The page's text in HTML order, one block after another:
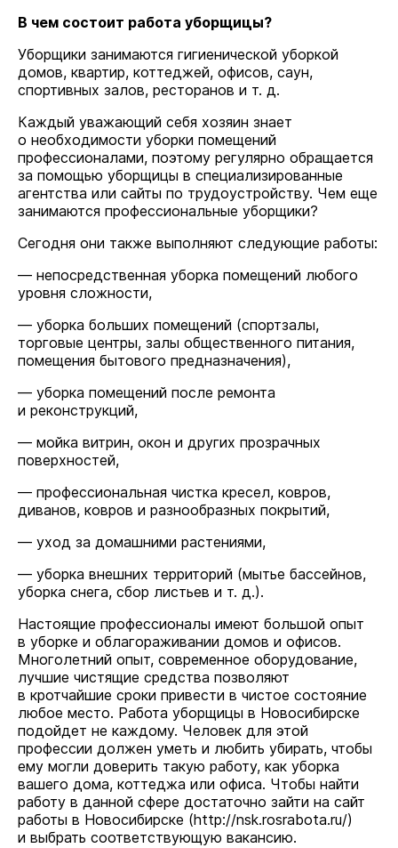
В чем состоит работа уборщицы?
Уборщики занимаются гигиенической уборкой
домов, квартир, коттеджей, офисов, саун,
спортивных залов, ресторанов и т. д.
Каждый уважающий себя хозяин знает
о необходимости уборки помещений
профессионалами, поэтому регулярно обращается
за помощью уборщицы в специализированные
агентства или сайты по трудоустройству. Чем еще
занимаются профессиональные уборщики?
Сегодня они также выполняют следующие работы:
— непосредственная уборка помещений любого
уровня сложности,
— уборка больших помещений (спортзалы,
торговые центры, залы общественного питания,
помещения бытового предназначения),
— уборка помещений после ремонта
и реконструкций,
— мойка витрин, окон и других прозрачных
поверхностей,
— профессиональная чистка кресел, ковров,
диванов, ковров и разнообразных покрытий,
— уход за домашними растениями,
— уборка внешних территорий (мытье бассейнов,
уборка снега, сбор листьев и т. д.).
Настоящие профессионалы имеют большой опыт
в уборке и облагораживании домов и офисов.
Многолетний опыт, современное оборудование,
лучшие чистящие средства позволяют
в кротчайшие сроки привести в чистое состояние
любое место. Работа уборщицы в Новосибирске
подойдет не каждому. Человек для этой
профессии должен уметь и любить убирать, чтобы
ему могли доверить такую работу, как уборка
вашего дома, коттеджа или офиса. Чтобы найти
работу в данной сфере достаточно зайти на сайт
работы в Новосибирске (http://nsk.rosrabota.ru/)
и выбрать соответствующую вакансию.